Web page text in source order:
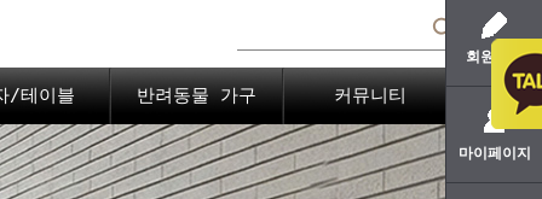
회원가입
마이페이지
/테이블 반려동물 가구 커뮤니티